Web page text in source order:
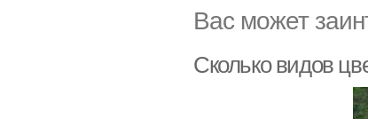
Вас может
Сколько видов